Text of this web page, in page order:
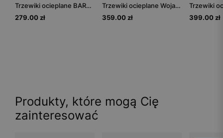
Trzewiki ocieplane BARTEK 14608006, dla dziewcząt, czarny
279.00 zł
Trzewiki ocieplane Wojas x Bartek 8440151, dla dziewcząt, czarny
359.00 zł
399.00 zł
Produkty, które mogą Cię
zainteresować